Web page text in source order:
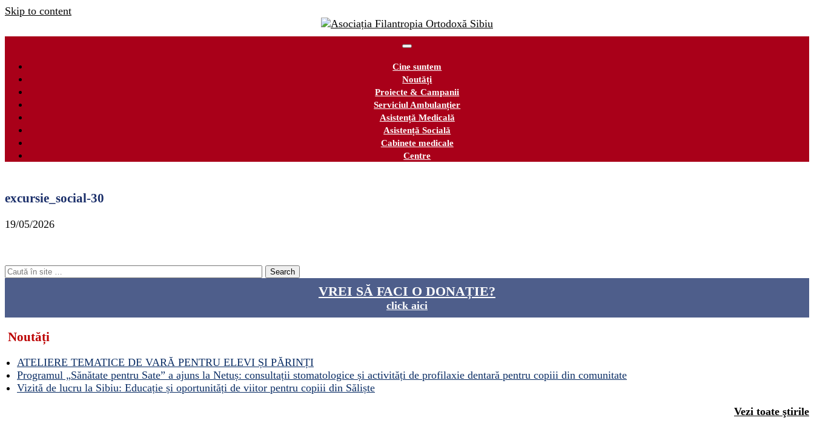
Skip to content
Cine suntem
Noutăți
Proiecte & Campanii
Serviciul Ambulanțier
Asistență Medicală
Asistență Socială
Cabinete medicale
Centre
excursie_social-30
19/05/2026
VREI SĂ FACI O DONAȚIE?
click aici
Noutăți
ATELIERE TEMATICE DE VARĂ PENTRU ELEVI ȘI PĂRINȚI
Programul „Sănătate pentru Sate” a ajuns la Netuș: consultații stomatologice și activități de profilaxie dentară pentru copiii din comunitate
Vizită de lucru la Sibiu: Educație și oportunități de viitor pentru copiii din Săliște
Vezi toate ştirile